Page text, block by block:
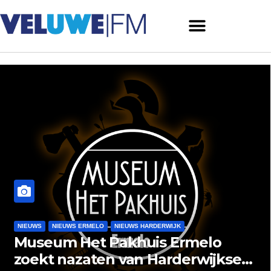
NIEUWS NIEUWS HARDERWIJK
Harderwijk wil lokale festivals
beter ondersteunen met nieuw